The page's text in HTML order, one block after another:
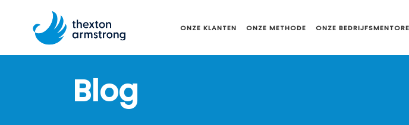
ONZE KLANTEN ONZE METHODE ONZE
Blog